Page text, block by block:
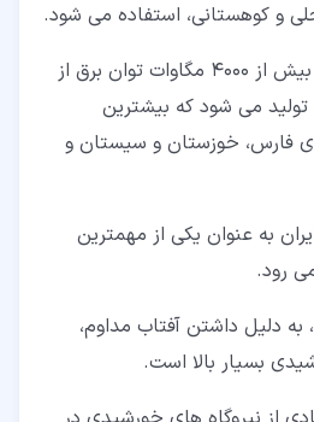
و کوهستانی، استفاده می شود.
در حال حاضر، در ایران بیش از 4000 مگاوات توان برق از
تولید می شود که بیشترین
فارس، خوزستان و سیستان و
به عنوان یکی از مهمترین
رود.
به دلیل داشتن آفتاب مداوم،
بسیار بالا است.